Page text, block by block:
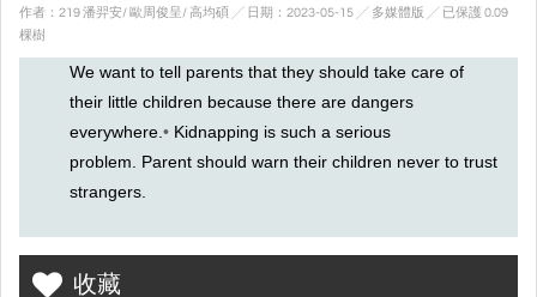
作者：219 潘羿安/ 歐周俊呈/ 高均碩 ╱ 日期：2023-05-15 ╱ 多媒體版 ╱ 已保護 0.09
棵樹
We want to tell parents that they should take care of
their little children because there are dangers
everywhere.• Kidnapping is such a serious
problem. Parent should warn their children never to trust
strangers.
收藏